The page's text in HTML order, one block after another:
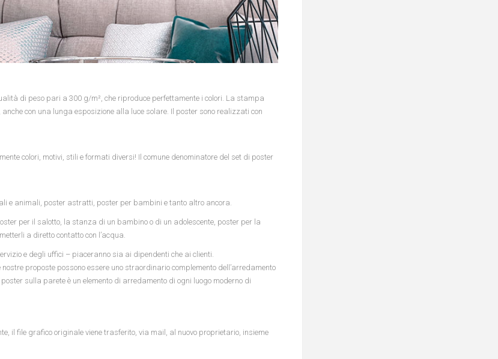
di peso pari a 300 g/m², che riproduce perfettamente i colori. La stampa
con una lunga esposizione alla luce solare. Il poster sono realizzati con
colori, motivi, stili e formati diversi! Il comune denominatore del set di poster
e animali, poster astratti, poster per bambini e tanto altro ancora.
per il salotto, la stanza di un bambino o di un adolescente, poster per la
a diretto contatto con l’acqua.
e degli uffici – piaceranno sia ai dipendenti che ai clienti.
proposte possono essere uno straordinario complemento dell’arredamento
sulla parete è un elemento di arredamento di ogni luogo moderno di
il file grafico originale viene trasferito, via mail, al nuovo proprietario, insieme